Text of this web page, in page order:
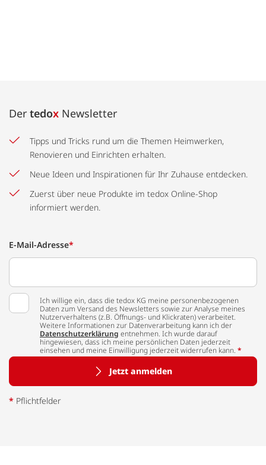
Der tedox Newsletter
Tipps und Tricks rund um die Themen Heimwerken,
Renovieren und Einrichten erhalten.
Neue Ideen und Inspirationen für Ihr Zuhause entdecken.
Zuerst über neue Produkte im tedox Online-Shop
informiert werden.
E-Mail-Adresse*
Ich willige ein, dass die tedox KG meine personenbezogenen
Daten zum Versand des Newsletters sowie zur Analyse meines
Nutzerverhaltens (z.B. Öffnungs- und Klickraten) verarbeitet.
Weitere Informationen zur Datenverarbeitung kann ich der
Datenschutzerklärung entnehmen. Ich wurde darauf
hingewiesen, dass ich meine persönlichen Daten jederzeit
einsehen und meine Einwilligung jederzeit widerrufen kann. *
Jetzt anmelden
* Pflichtfelder